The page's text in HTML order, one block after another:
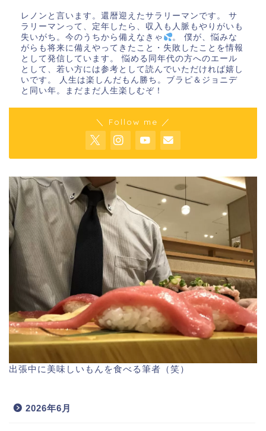
レノンと言います。還暦迎えたサラリーマンです。 サ
ラリーマンって、定年したら、収入も人脈もやりがいも
失いがち。今のうちから備えなきゃ
。 僕が、悩みな
がらも将来に備えやってきたこと・失敗したことを情報
として発信しています。 悩める同年代の方へのエール
として、若い方には参考として読んでいただければ嬉し
いです。 人生は楽しんだもん勝ち。ブラピ＆ジョニデ
と同い年。まだまだ人生楽しむぞ！
＼ Follow me ／
出張中に美味しいもんを食べる筆者（笑）
2026年6月